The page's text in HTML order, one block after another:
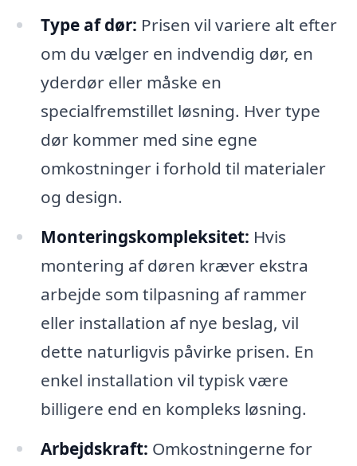
Type af dør: Prisen vil variere alt efter
om du vælger en indvendig dør, en
yderdør eller måske en
specialfremstillet løsning. Hver type
dør kommer med sine egne
omkostninger i forhold til materialer
og design.
Monteringskompleksitet: Hvis
montering af døren kræver ekstra
arbejde som tilpasning af rammer
eller installation af nye beslag, vil
dette naturligvis påvirke prisen. En
enkel installation vil typisk være
billigere end en kompleks løsning.
Arbejdskraft: Omkostningerne for